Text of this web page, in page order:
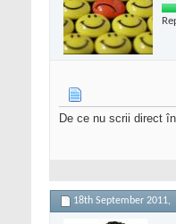
De ce nu scrii direct
18th September 2011,